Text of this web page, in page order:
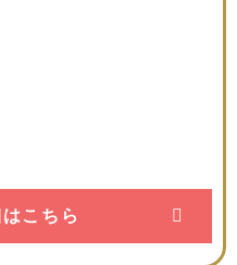
こちら